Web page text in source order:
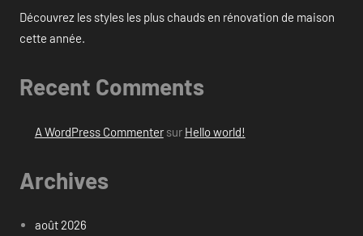
Découvrez les styles les plus chauds en rénovation de maison
cette année.
Recent Comments
A WordPress Commentersur Hello world!
Archives
août 2026